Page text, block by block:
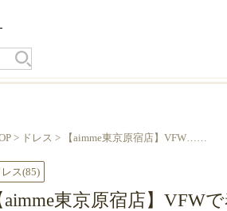
> ドレス > 【aimme東京原宿店】VFW……
レス(85)
aimme東京原宿店】VFW